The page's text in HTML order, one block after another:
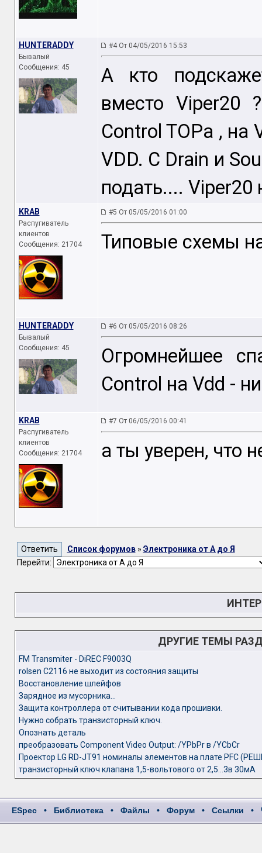
HUNTERADDY
Бывалый
Сообщения: 45
#4 От 04/05/2016 15:53
А кто
вместо Viper20
Control TOPа , на
VDD. С Drain и
подать.... Viper20
KRAB
Распугиватель
клиентов
Сообщения: 21704
#5 От 05/05/2016 01:00
Типовые схемы
HUNTERADDY
Бывалый
Сообщения: 45
#6 От 05/05/2016 08:26
Огромнейшее
Control на Vdd -
KRAB
Распугиватель
клиентов
Сообщения: 21704
#7 От 06/05/2016 00:41
а ты уверен, что
Список форумов» Электроника от А до Я
Перейти:
ДРУГИЕ ТЕМЫ
FM Transmiter - DiREC F9003Q
rolsen C2116 не выходит из состояния защиты
Восстановление шлейфов
Зарядное из мусорника...
Защита контроллера от считывании кода прошивки.
Нужно собрать транзисторный ключ.
Опознать деталь
преобразовать Component Video Output: /YPbPr в /YCbCr
Проектор LG RD-JT91 номиналы элементов на плате PFC
транзисторный ключ клапана 1,5-вольтового от 2,5...3в 30мА
ESpec • Библиотека • Файлы • Форум • Ссылки •